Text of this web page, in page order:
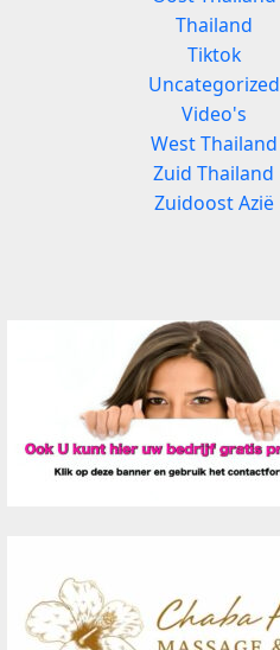
Thailand
Tiktok
Uncategorized
Video's
West Thailand
Zuid Thailand
Zuidoost Azië